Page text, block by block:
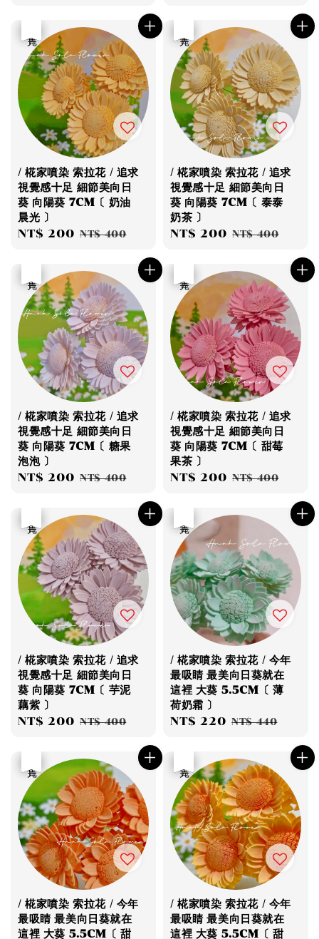
/ 椛家噴染 索拉花 / 追求
視覺感十足 細節美向日
葵 向陽葵 7CM〔 奶油
晨光 〕
Sale
NT$ 200 Regular
NT$ 400
/ 椛家噴染 索拉花 / 追求
視覺感十足 細節美向日
葵 向陽葵 7CM〔 泰泰
奶茶 〕
Sale
NT$ 200 Regular
NT$ 400
/ 椛家噴染 索拉花 / 追求
視覺感十足 細節美向日
葵 向陽葵 7CM〔 糖果
泡泡 〕
Sale
NT$ 200 Regular
NT$ 400
/ 椛家噴染 索拉花 / 追求
視覺感十足 細節美向日
葵 向陽葵 7CM〔 甜莓
果茶 〕
Sale
NT$ 200 Regular
NT$ 400
/ 椛家噴染 索拉花 / 追求
視覺感十足 細節美向日
葵 向陽葵 7CM〔 芋泥
藕紫 〕
Sale
NT$ 200 Regular
NT$ 400
/ 椛家噴染 索拉花 / 今年
最吸睛 最美向日葵就在
這裡 大葵 5.5CM〔 薄
荷奶霜 〕
Sale
NT$ 220 Regular
NT$ 440
/ 椛家噴染 索拉花 / 今年
最吸睛 最美向日葵就在
這裡 大葵 5.5CM〔 甜
/ 椛家噴染 索拉花 / 今年
最吸睛 最美向日葵就在
這裡 大葵 5.5CM〔 甜